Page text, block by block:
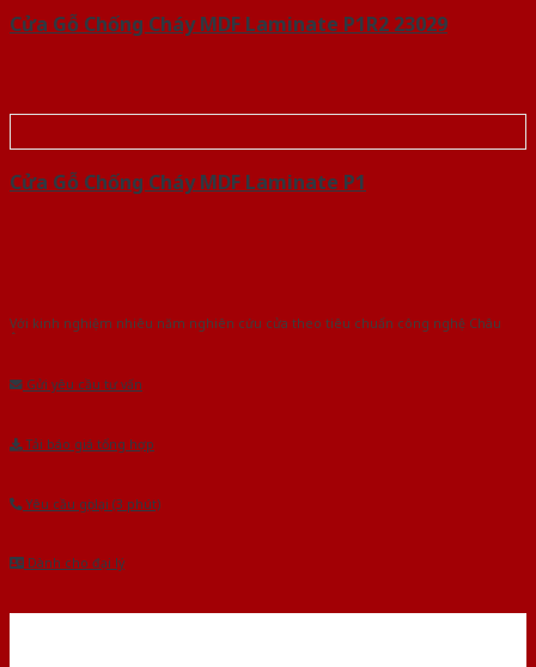
Cửa Gỗ Chống Cháy MDF Laminate P1R2 23029
Cửa Gỗ Chống Cháy MDF Laminate P1
Với kinh nghiệm nhiêu năm nghiên cứu cửa theo tiêu chuẩn công nghệ Châu
Âu.Chúng tôi tự tin là nhà sản xuất & cung cấp hàng đầu tại Việt Nam!
Gửi yêu cầu tư vấn
Tải báo giá tổng hợp
Yêu cầu gọi lại (3 phút)
Dành cho đại lý